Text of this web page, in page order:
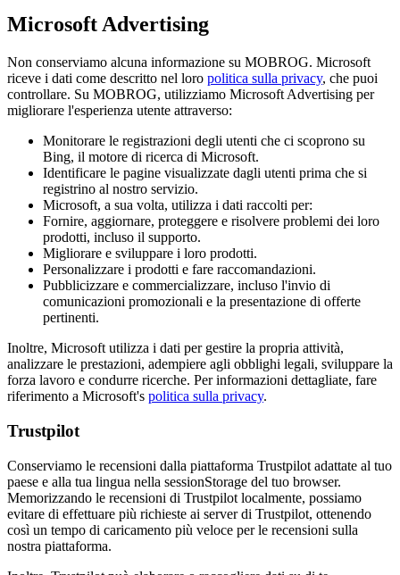
Microsoft Advertising
Non conserviamo alcuna informazione su MOBROG. Microsoft
riceve i dati come descritto nel loro politica sulla privacy, che puoi
controllare. Su MOBROG, utilizziamo Microsoft Advertising per
migliorare l'esperienza utente attraverso:
Monitorare le registrazioni degli utenti che ci scoprono su
Bing, il motore di ricerca di Microsoft.
Identificare le pagine visualizzate dagli utenti prima che si
registrino al nostro servizio.
Microsoft, a sua volta, utilizza i dati raccolti per:
Fornire, aggiornare, proteggere e risolvere problemi dei loro
prodotti, incluso il supporto.
Migliorare e sviluppare i loro prodotti.
Personalizzare i prodotti e fare raccomandazioni.
Pubblicizzare e commercializzare, incluso l'invio di
comunicazioni promozionali e la presentazione di offerte
pertinenti.
Inoltre, Microsoft utilizza i dati per gestire la propria attività,
analizzare le prestazioni, adempiere agli obblighi legali, sviluppare la
forza lavoro e condurre ricerche. Per informazioni dettagliate, fare
riferimento a Microsoft's politica sulla privacy.
Trustpilot
Conserviamo le recensioni dalla piattaforma Trustpilot adattate al tuo
paese e alla tua lingua nella sessionStorage del tuo browser.
Memorizzando le recensioni di Trustpilot localmente, possiamo
evitare di effettuare più richieste ai server di Trustpilot, ottenendo
così un tempo di caricamento più veloce per le recensioni sulla
nostra piattaforma.